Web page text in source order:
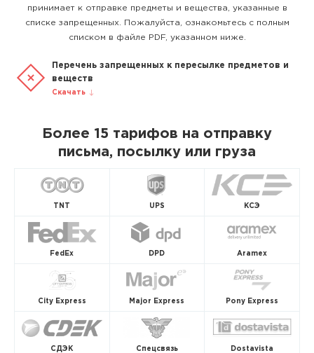
принимает к отправке предметы и вещества, указанные в
списке запрещенных. Пожалуйста, ознакомьтесь с полным
списком в файле PDF, указанном ниже.
Перечень запрещенных к пересылке предметов и
веществ
Скачать
Более 15 тарифов на отправку
письма, посылку или груза
TNT UPS КСЭ
FedEx DPD Aramex
City Express Major Express Pony Express
СДЭК Спецсвязь Dostavista